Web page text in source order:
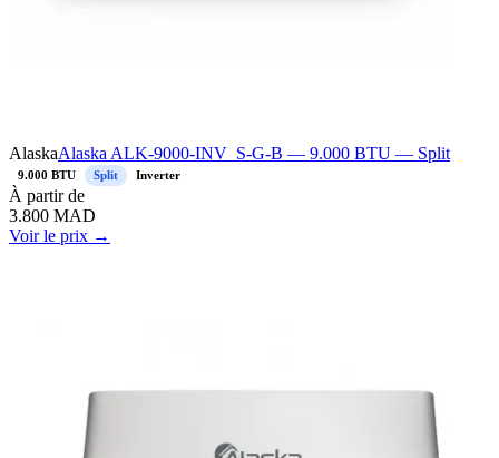
AlaskaAlaska ALK-9000-INV_S-G-B — 9.000 BTU — Split
9.000 BTU Split Inverter
À partir de
3.800 MAD
Voir le prix →